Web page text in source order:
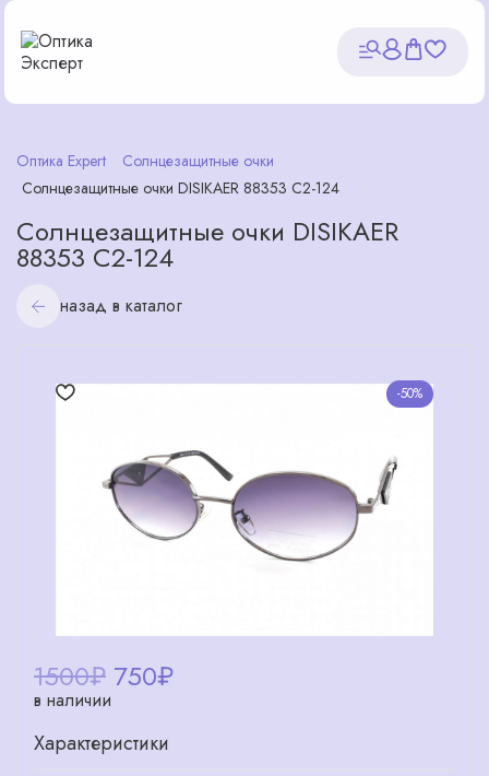
Оптика Expert
Солнцезащитные очки
Солнцезащитные очки DISIKAER 88353 С2-124
Солнцезащитные очки DISIKAER
88353 С2-124
назад в каталог
-50%
1500₽ 750₽
в наличии
Характеристики